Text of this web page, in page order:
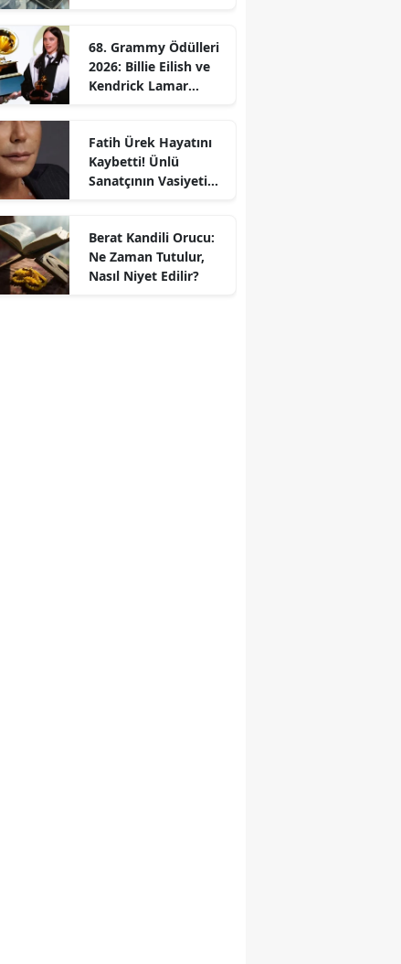
68. Grammy Ödülleri
2026: Billie Eilish ve
Kendrick Lamar
Fatih Ürek Hayatını
Kaybetti! Ünlü
Sanatçının Vasiyeti
Berat Kandili Orucu:
Ne Zaman Tutulur,
Nasıl Niyet Edilir?